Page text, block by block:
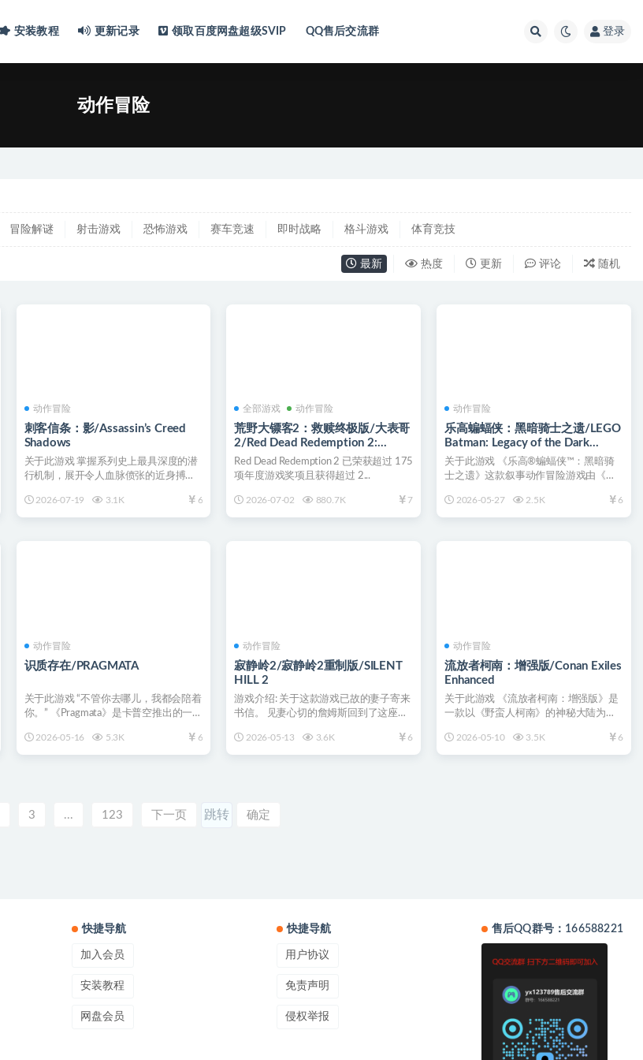
安装教程 更新记录 领取百度网盘超级SVIP QQ售后交流群 登录
动作冒险
冒险解谜 射击游戏 恐怖游戏 赛车竞速 即时战略 格斗游戏 体育竞技
最新 热度 更新 评论 随机
动作冒险
刺客信条：影/Assassin’s Creed
Shadows
关于此游戏 掌握系列史上最具深度的潜
行机制，展开令人血脉偾张的近身搏杀
2026-07-19
3.1K 6
全部游戏 动作冒险
荒野大镖客2：救赎终极版/大表哥
2/Red Dead Redemption 2:
Ultimate Edition（更新v1491.50
终极版）
Red Dead Redemption 2 已荣获超过 175
项年度游戏奖项且获得超过 2...
2026-07-02 880.7K 7
动作冒险
乐高蝙蝠侠：黑暗骑士之遗/LEGO
Batman: Legacy of the Dark
Knight
关于此游戏 《乐高®蝙蝠侠™：黑暗骑
士之遗》这款叙事动作冒险游戏由《乐
2026-05-27
2.5K 6
动作冒险
识质存在/PRAGMATA
关于此游戏 “不管你去哪儿，我都会陪着
你。” 《Pragmata》是卡普空推出的一款
2026-05-16
5.3K 6
动作冒险
寂静岭2/寂静岭2重制版/SILENT
HILL 2
游戏介绍: 关于这款游戏已故的妻子寄来
书信。 见妻心切的詹姆斯回到了这座小
2026-05-13
3.6K 6
动作冒险
流放者柯南：增强版/Conan Exiles
Enhanced
关于此游戏 《流放者柯南：增强版》是
一款以《野蛮人柯南》的神秘大陆为背
2026-05-10
3.5K 6
3 ... 123 下一页 确定
快捷导航
加入会员
安装教程
网盘会员
快捷导航
用户协议
免责声明
侵权举报
售后QQ群号：166588221